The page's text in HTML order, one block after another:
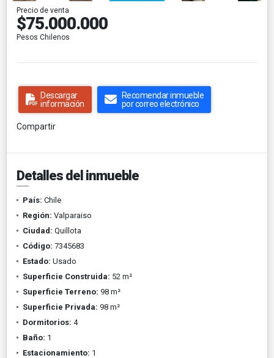
Precio de venta
$75.000.000
Pesos Chilenos
Descargar
información
Recomendar inmueble
por correo electrónico
Compartir
Detalles del inmueble
País: Chile
Región: Valparaiso
Ciudad: Quillota
Código: 7345683
Estado: Usado
Superficie Construida: 52 m²
Superficie Terreno: 98 m²
Superficie Privada: 98 m²
Dormitorios: 4
Baño: 1
Estacionamiento: 1